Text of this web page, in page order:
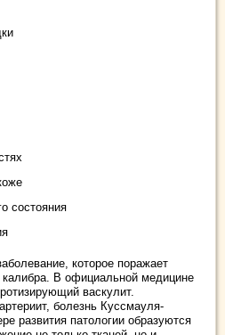
состояния
которое поражает
В официальной медицине
васкулит.
болезнь Куссмауля-
развития патологии образуются